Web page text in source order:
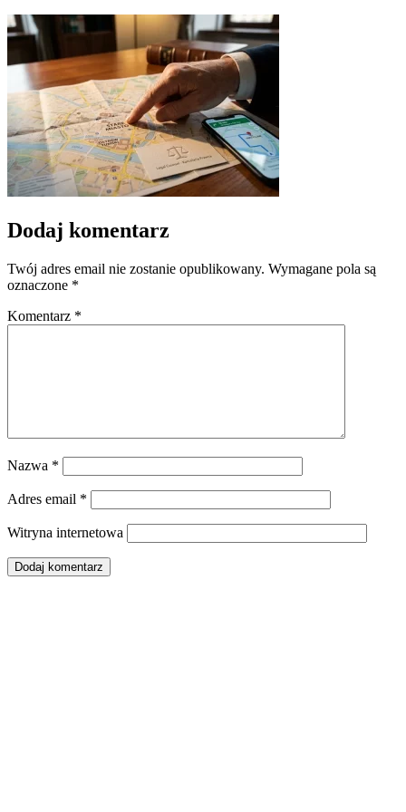
Dodaj komentarz
Twój adres email nie zostanie opublikowany. Wymagane pola są
oznaczone *
Komentarz *
Nazwa *
Adres email *
Witryna internetowa